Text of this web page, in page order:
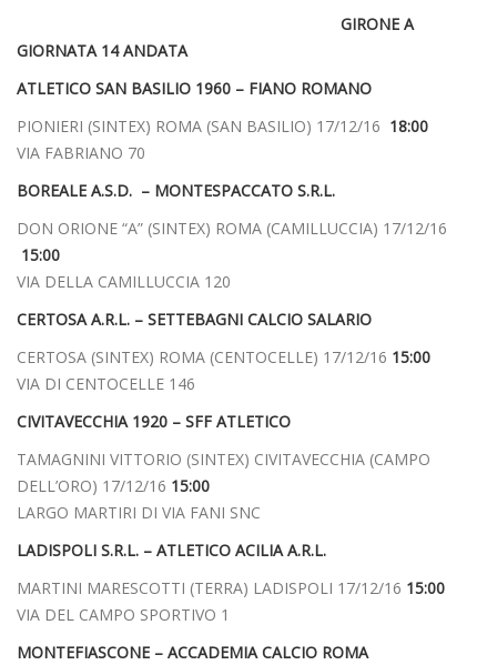
GIRONE A
GIORNATA 14 ANDATA
ATLETICO SAN BASILIO 1960 – FIANO ROMANO
PIONIERI (SINTEX) ROMA (SAN BASILIO) 17/12/16 18:00
VIA FABRIANO 70
BOREALE A.S.D. – MONTESPACCATO S.R.L.
DON ORIONE “A” (SINTEX) ROMA (CAMILLUCCIA) 17/12/16
15:00
VIA DELLA CAMILLUCCIA 120
CERTOSA A.R.L. – SETTEBAGNI CALCIO SALARIO
CERTOSA (SINTEX) ROMA (CENTOCELLE) 17/12/16 15:00
VIA DI CENTOCELLE 146
CIVITAVECCHIA 1920 – SFF ATLETICO
TAMAGNINI VITTORIO (SINTEX) CIVITAVECCHIA (CAMPO
DELL’ORO) 17/12/16 15:00
LARGO MARTIRI DI VIA FANI SNC
LADISPOLI S.R.L. – ATLETICO ACILIA A.R.L.
MARTINI MARESCOTTI (TERRA) LADISPOLI 17/12/16 15:00
VIA DEL CAMPO SPORTIVO 1
MONTEFIASCONE – ACCADEMIA CALCIO ROMA